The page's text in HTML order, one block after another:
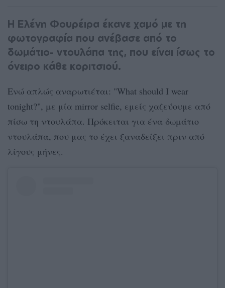
Η Ελένη Φουρέιρα έκανε χαμό με τη
φωτογραφία που ανέβασε από το
δωμάτιο- ντουλάπα της, που είναι ίσως το
όνειρο κάθε κοριτσιού.
Ενώ απλώς αναρωτιέται: "What should I wear
tonight?", με μία mirror selfie, εμείς χαζεύουμε από
πίσω τη ντουλάπα. Πρόκειται για ένα δωμάτιο
ντουλάπα, που μας το έχει ξαναδείξει πριν από
λίγους μήνες.